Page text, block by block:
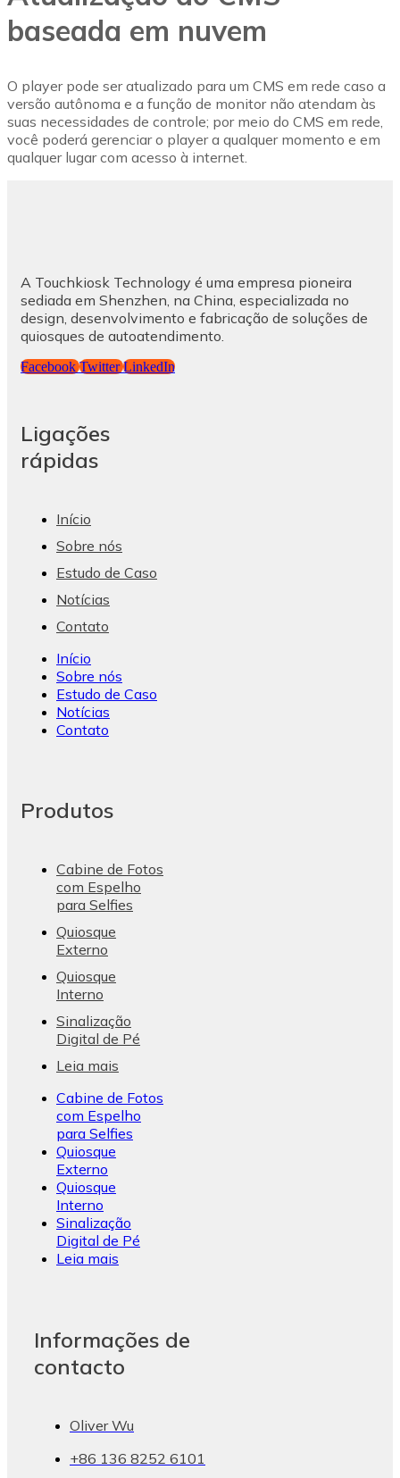
baseada em nuvem
O player pode ser atualizado para um CMS em rede caso a
versão autônoma e a função de monitor não atendam às
suas necessidades de controle; por meio do CMS em rede,
você poderá gerenciar o player a qualquer momento e em
qualquer lugar com acesso à internet.
A Touchkiosk Technology é uma empresa pioneira
sediada em Shenzhen, na China, especializada no
design, desenvolvimento e fabricação de soluções de
quiosques de autoatendimento.
Facebook Twitter LinkedIn
Ligações
rápidas
Início
Sobre nós
Estudo de Caso
Notícias
Contato
Início
Sobre nós
Estudo de Caso
Notícias
Contato
Produtos
Cabine de Fotos
com Espelho
para Selfies
Quiosque
Externo
Quiosque
Interno
Sinalização
Digital de Pé
Leia mais
Cabine de Fotos
com Espelho
para Selfies
Quiosque
Externo
Quiosque
Interno
Sinalização
Digital de Pé
Leia mais
Informações de
contacto
Oliver Wu
+86 136 8252 6101